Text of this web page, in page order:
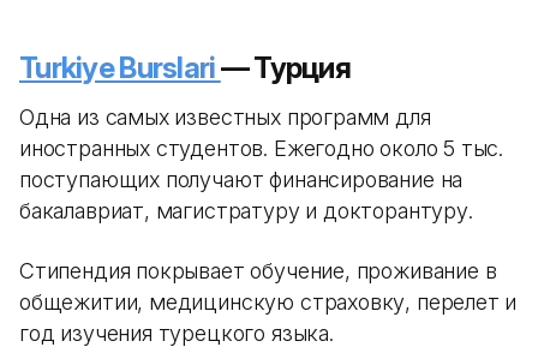
Turkiye Burslari— Турция
Одна из самых известных программ для
иностранных студентов. Ежегодно около 5 тыс.
поступающих получают финансирование на
бакалавриат, магистратуру и докторантуру.
Стипендия покрывает обучение, проживание в
общежитии, медицинскую страховку, перелет и
год изучения турецкого языка.